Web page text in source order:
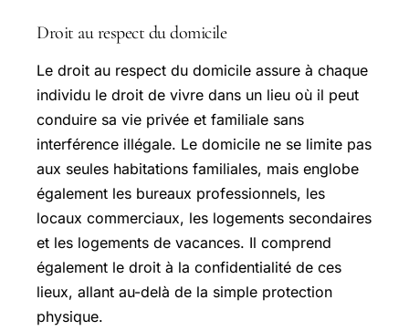
Droit au respect du domicile
Le droit au respect du domicile assure à chaque
individu le droit de vivre dans un lieu où il peut
conduire sa vie privée et familiale sans
interférence illégale. Le domicile ne se limite pas
aux seules habitations familiales, mais englobe
également les bureaux professionnels, les
locaux commerciaux, les logements secondaires
et les logements de vacances. Il comprend
également le droit à la confidentialité de ces
lieux, allant au-delà de la simple protection
physique.